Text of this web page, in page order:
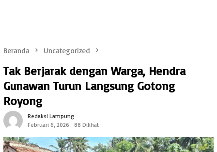
Beranda Uncategorized
Tak Berjarak dengan Warga, Hendra
Gunawan Turun Langsung Gotong
Royong
Redaksi Lampung
Februari 6, 2026
88 Dilihat